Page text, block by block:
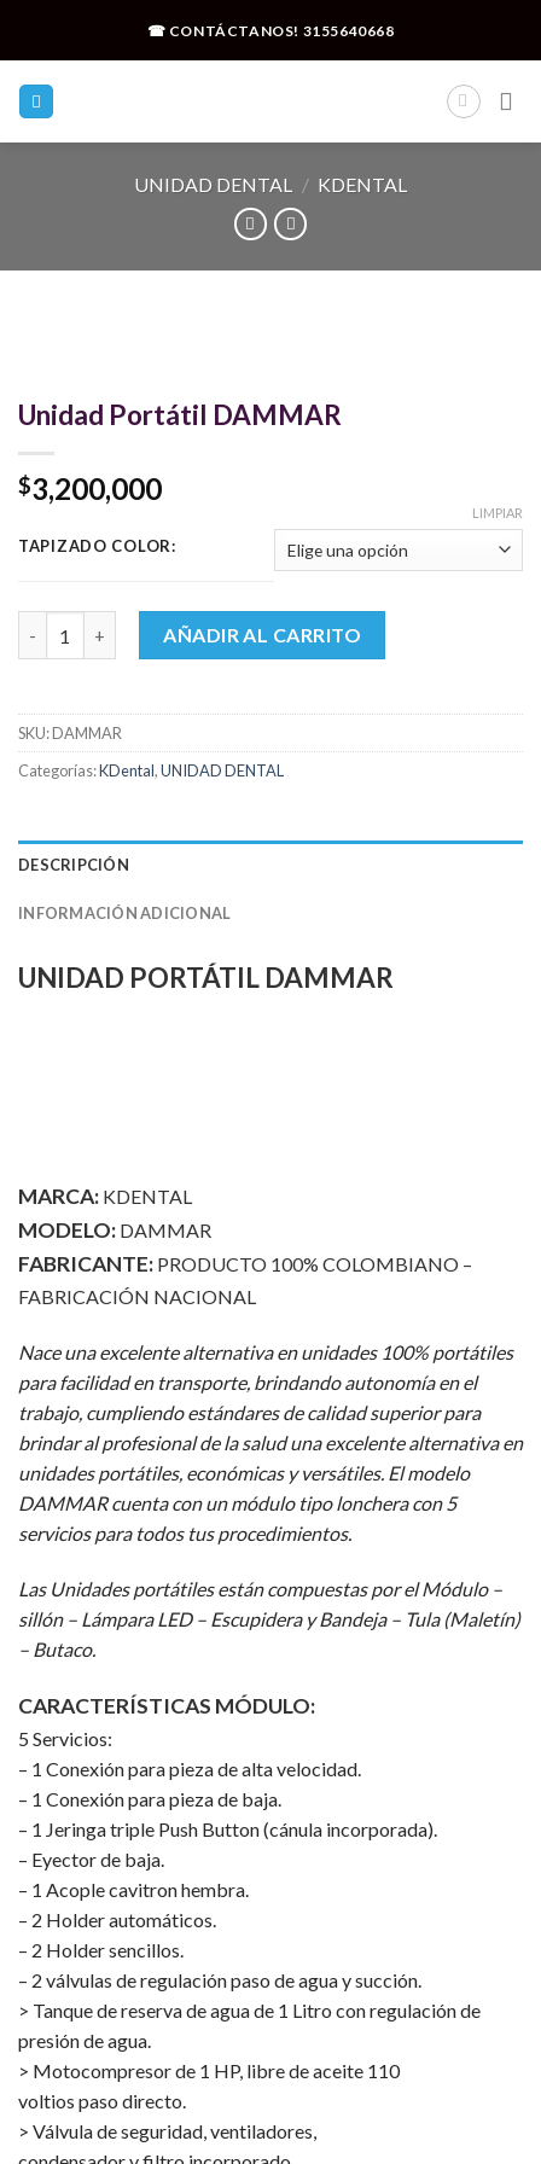
☎ CONTÁCTANOS! 3155640668
UNIDAD DENTAL / KDENTAL
Unidad Portátil DAMMAR
$3,200,000
TAPIZADO COLOR:
LIMPIAR
Unidad Portátil DAMMAR cantidad
AÑADIR AL CARRITO
SKU:DAMMAR
Categorías:KDental,UNIDAD DENTAL
DESCRIPCIÓN
INFORMACIÓN ADICIONAL
UNIDAD PORTÁTIL DAMMAR
MARCA: KDENTAL
MODELO: DAMMAR
FABRICANTE: PRODUCTO 100% COLOMBIANO –
FABRICACIÓN NACIONAL
Nace una excelente alternativa en unidades 100% portátiles
para facilidad en transporte, brindando autonomía en el
trabajo, cumpliendo estándares de calidad superior para
brindar al profesional de la salud una excelente alternativa en
unidades portátiles, económicas y versátiles. El modelo
DAMMAR cuenta con un módulo tipo lonchera con 5
servicios para todos tus procedimientos.
Las Unidades portátiles están compuestas por el Módulo –
sillón – Lámpara LED – Escupidera y Bandeja – Tula (Maletín)
– Butaco.
CARACTERÍSTICAS MÓDULO:
5 Servicios:
– 1 Conexión para pieza de alta velocidad.
– 1 Conexión para pieza de baja.
– 1 Jeringa triple Push Button (cánula incorporada).
– Eyector de baja.
– 1 Acople cavitron hembra.
– 2 Holder automáticos.
– 2 Holder sencillos.
– 2 válvulas de regulación paso de agua y succión.
> Tanque de reserva de agua de 1 Litro con regulación de
presión de agua.
> Motocompresor de 1 HP, libre de aceite 110
voltios paso directo.
> Válvula de seguridad, ventiladores,